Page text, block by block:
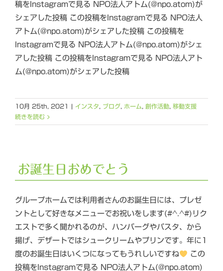
稿をInstagramで見る NPO法人アトム(@npo.atom)が
シェアした投稿 この投稿をInstagramで見る NPO法人
アトム(@npo.atom)がシェアした投稿 この投稿を
Instagramで見る NPO法人アトム(@npo.atom)がシェ
アした投稿 この投稿をInstagramで見る NPO法人アト
ム(@npo.atom)がシェアした投稿
10月 25th, 2021 | インスタ ブログ ホーム 創作活動 移動支援
続きを読む
お誕生日おめでとう
グループホームでは利用者さんのお誕生日には、プレゼ
ントとして好きなメニューでお祝いをします(#^.^#)リク
エストで多く聞かれるのが、ハンバーグやパスタ、から
揚げ、デザートではシュークリームやプリンです。年に1
度のお誕生日はいくつになってもうれしいですね
この
投稿をInstagramで見る NPO法人アトム(@npo.atom)